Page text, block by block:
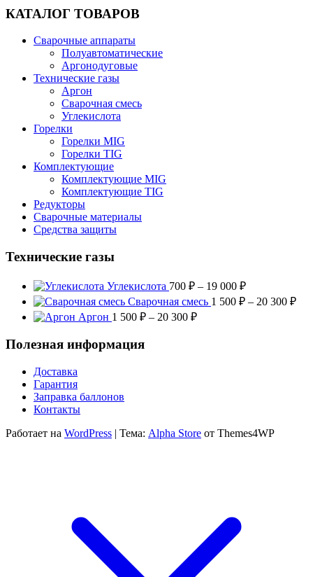
КАТАЛОГ ТОВАРОВ
Сварочные аппараты
Полуавтоматические
Аргонодуговые
Технические газы
Аргон
Сварочная смесь
Углекислота
Горелки
Горелки MIG
Горелки TIG
Комплектующие
Комплектующие MIG
Комплектующие TIG
Редукторы
Сварочные материалы
Средства защиты
Технические газы
Углекислота 700 ₽ – 19 000 ₽Диапазон
цен:
Сварочная смесь 1 500 ₽ – 20 300 ₽
Аргон 1 500 ₽ – 20 300 ₽Диапазон
Полезная информация
Доставка
Гарантия
Заправка баллонов
Контакты
Работает на WordPress | Тема: Alpha Store от Themes4WP